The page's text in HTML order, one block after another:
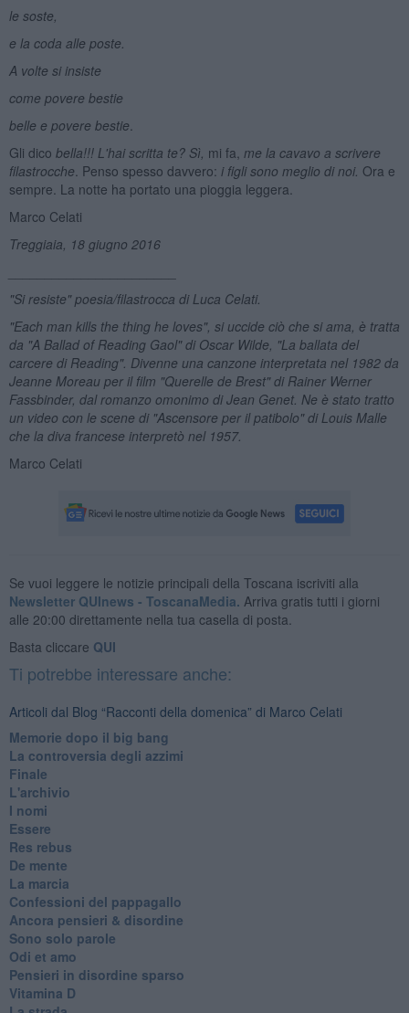
le soste,
e la coda alle poste.
A volte si insiste
come povere bestie
belle e povere bestie
Gli dico bella!!! L'hai scritta te? Sì, mi fa, me la cavavo a scrivere
filastrocche . Penso spesso davvero: i figli sono meglio di noi. Ora e
sempre. La notte ha portato una pioggia leggera.
Marco Celati
Treggiaia, 18 giugno 2016
"Si resiste" poesia/filastrocca di Luca Celati.
"Each man kills the thing he loves", si uccide ciò che si ama, è tratta
da "A Ballad of Reading Gaol" di Oscar Wilde, "La ballata del
carcere di Reading". Divenne una canzone interpretata nel 1982 da
Jeanne Moreau per il film "Querelle de Brest" di Rainer Werner
Fassbinder, dal romanzo omonimo di Jean Genet. Ne è stato tratto
un video con le scene di "Ascensore per il patibolo" di Louis Malle
che la diva francese interpretò nel 1957.
Marco Celati
Se vuoi leggere le notizie principali della Toscana iscriviti alla
Newsletter QUInews - ToscanaMedia. Arriva gratis tutti i giorni
alle 20:00 direttamente nella tua casella di posta.
Basta cliccare QUI
Ti potrebbe interessare anche:
Articoli dal Blog “Racconti della domenica” di Marco Celati
Memorie dopo il big bang
La controversia degli azzimi
Finale
L'archivio
I nomi
Essere
Res rebus
De mente
La marcia
Confessioni del pappagallo
Ancora pensieri & disordine
Sono solo parole
Odi et amo
Pensieri in disordine sparso
Vitamina D